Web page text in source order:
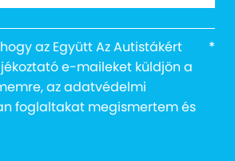
type null in
public_html/wp-
frontend/single-media-
on line10
az Együtt Az Autistákért
e-maileket küldjön a
az adatvédelmi
foglaltakat megismertem és
*